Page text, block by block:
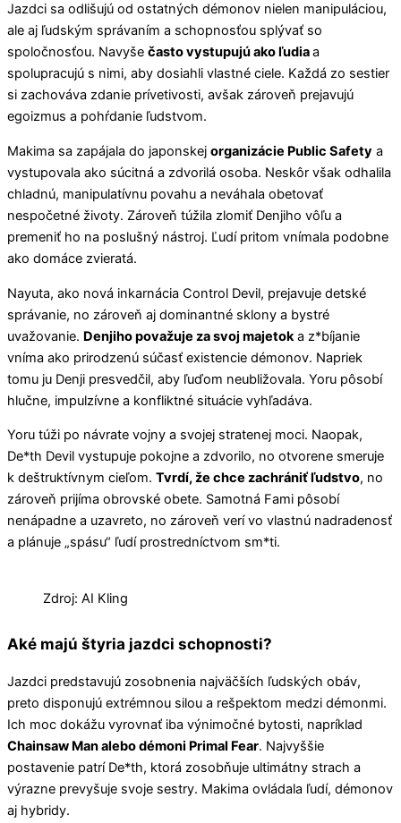
Jazdci sa odlišujú od ostatných démonov nielen manipuláciou,
ale aj ľudským správaním a schopnosťou splývať so
spoločnosťou. Navyše často vystupujú ako ľudiaa
spolupracujú s nimi, aby dosiahli vlastné ciele. Každá zo sestier
si zachováva zdanie prívetivosti, avšak zároveň prejavujú
egoizmus a pohŕdanie ľudstvom.
Makima sa zapájala do japonskej organizácie Public Safety a
vystupovala ako súcitná a zdvorilá osoba. Neskôr však odhalila
chladnú, manipulatívnu povahu a neváhala obetovať
nespočetné životy. Zároveň túžila zlomiť Denjiho vôľu a
premeniť ho na poslušný nástroj. Ľudí pritom vnímala podobne
ako domáce zvieratá.
Nayuta, ako nová inkarnácia Control Devil, prejavuje detské
správanie, no zároveň aj dominantné sklony a bystré
uvažovanie. Denjiho považuje za svoj majetoka z*bíjanie
vníma ako prirodzenú súčasť existencie démonov. Napriek
tomu ju Denji presvedčil, aby ľuďom neubližovala. Yoru pôsobí
hlučne, impulzívne a konfliktné situácie vyhľadáva.
Yoru túži po návrate vojny a svojej stratenej moci. Naopak,
De*th Devil vystupuje pokojne a zdvorilo, no otvorene smeruje
k deštruktívnym cieľom. Tvrdí, že chce zachrániť ľudstvo, no
zároveň prijíma obrovské obete. Samotná Fami pôsobí
nenápadne a uzavreto, no zároveň verí vo vlastnú nadradenosť
a plánuje „spásu“ ľudí prostredníctvom sm*ti.
Zdroj: AI Kling
Aké majú štyria jazdci schopnosti?
Jazdci predstavujú zosobnenia najväčších ľudských obáv,
preto disponujú extrémnou silou a rešpektom medzi démonmi.
Ich moc dokážu vyrovnať iba výnimočné bytosti, napríklad
Chainsaw Man alebo démoni Primal Fear. Najvyššie
postavenie patrí De*th, ktorá zosobňuje ultimátny strach a
výrazne prevyšuje svoje sestry. Makima ovládala ľudí, démonov
aj hybridy.